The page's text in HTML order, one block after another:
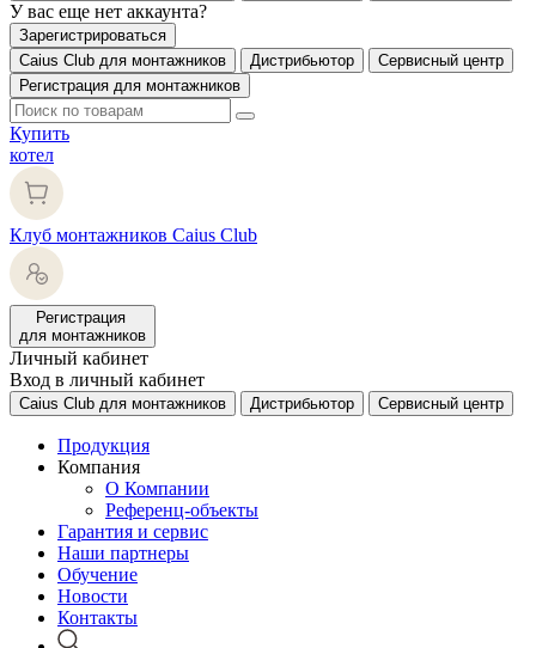
У вас еще нет аккаунта?
Зарегистрироваться
Caius Club для монтажников
Дистрибьютор
Сервисный центр
Регистрация для монтажников
Купить
котел
Клуб монтажников Caius Club
Регистрация
для монтажников
Личный кабинет
Вход в личный кабинет
Caius Club для монтажников Дистрибьютор Сервисный центр
Продукция
Компания
О Компании
Референц-объекты
Гарантия и сервис
Наши партнеры
Обучение
Новости
Контакты